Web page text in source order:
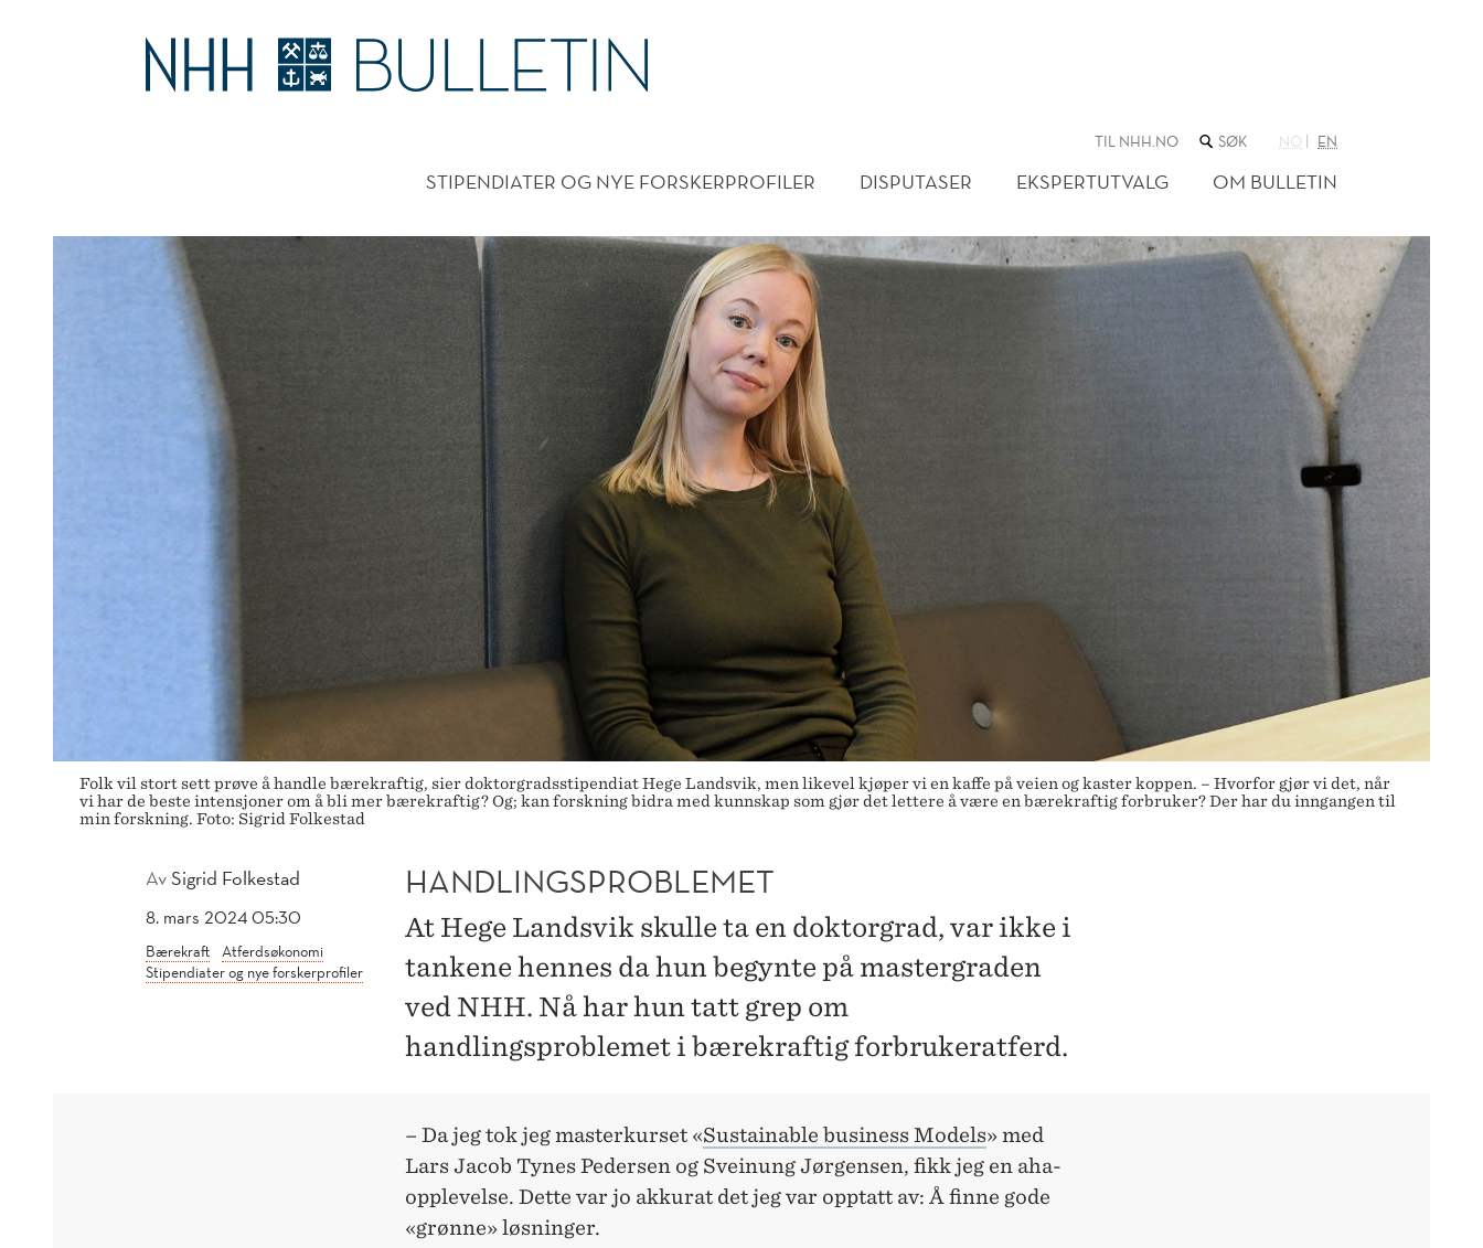
HANDLINGSPROBLEMET
TIL NHH.NO SØK
NETTSTEDET
NO EN
STIPENDIATER OG NYE FORSKERPROFILER DISPUTASER EKSPERTUTVALG OM BULLETIN
Folk vil stort sett prøve å handle bærekraftig, sier doktorgradsstipendiat Hege Landsvik, men likevel kjøper vi en kaffe på veien og kaster koppen. – Hvorfor gjør vi det, når
vi har de beste intensjoner om å bli mer bærekraftig? Og; kan forskning bidra med kunnskap som gjør det lettere å være en bærekraftig forbruker? Der har du inngangen til
min forskning. Foto: Sigrid Folkestad
AvSigrid Folkestad
8. mars 2024 05:30
Bærekraft
Atferdsøkonomi
Stipendiater og nye forskerprofiler
HANDLINGSPROBLEMET
At Hege Landsvik skulle ta en doktorgrad, var ikke i
tankene hennes da hun begynte på mastergraden
ved NHH. Nå har hun tatt grep om
handlingsproblemet i bærekraftig forbrukeratferd.
– Da jeg tok jeg masterkurset «Sustainable business Models» med
Lars Jacob Tynes Pedersen og Sveinung Jørgensen, fikk jeg en aha-
opplevelse. Dette var jo akkurat det jeg var opptatt av: Å finne gode
«grønne» løsninger.